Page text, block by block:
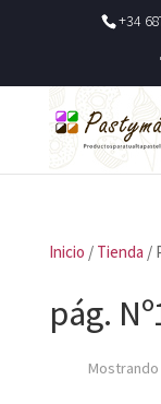
+34
Inicio / Tienda /
pág.